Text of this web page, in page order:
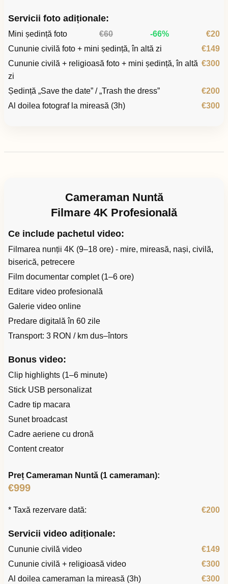
Servicii foto adiționale:
Mini ședință foto €60 -66%
€20
Cununie civilă foto + mini ședință, în altă zi
€149
Cununie civilă + religioasă foto + mini ședință, în altă
zi
€300
Ședință „Save the date” / „Trash the dress”
€200
Al doilea fotograf la mireasă (3h)
€300
Cameraman Nuntă
Filmare 4K Profesională
Ce include pachetul video:
Filmarea nunții 4K (9–18 ore) - mire, mireasă, nași, civilă,
biserică, petrecere
Film documentar complet (1–6 ore)
Editare video profesională
Galerie video online
Predare digitală în 60 zile
Transport: 3 RON / km dus–întors
Bonus video:
Clip highlights (1–6 minute)
Stick USB personalizat
Cadre tip macara
Sunet broadcast
Cadre aeriene cu dronă
Content creator
Preț Cameraman Nuntă (1 cameraman):
€999
* Taxă rezervare dată: €200
Servicii video adiționale:
Cununie civilă video
€149
Cununie civilă + religioasă video
€300
Al doilea cameraman la mireasă (3h)
€300